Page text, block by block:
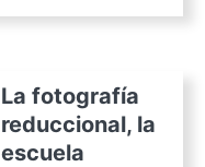
La fotografía
reduccional, la
escuela